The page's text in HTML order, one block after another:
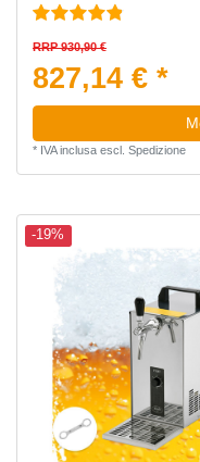
RRP 930,90 €
827,14 € *
* IVA inclusaescl. Spedizione
-19%